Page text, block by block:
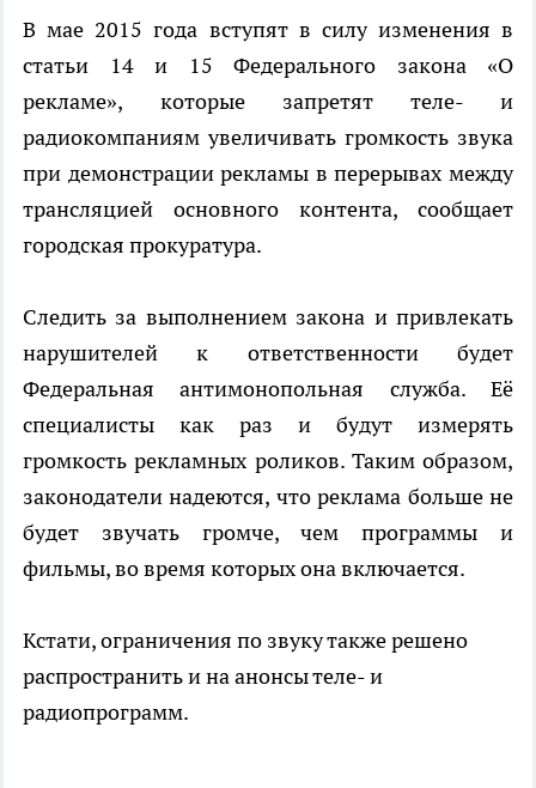
В мае 2015 года вступят в силу изменения в
статьи 14 и 15 Федерального закона «О
рекламе», которые запретят теле- и
радиокомпаниям увеличивать громкость звука
при демонстрации рекламы в перерывах между
трансляцией основного контента, сообщает
городская прокуратура.
Следить за выполнением закона и привлекать
нарушителей к ответственности будет
Федеральная антимонопольная служба. Её
специалисты как раз и будут измерять
громкость рекламных роликов. Таким образом,
законодатели надеются, что реклама больше не
будет звучать громче, чем программы и
фильмы, во время которых она включается.
Кстати, ограничения по звуку также решено
распространить и на анонсы теле- и
радиопрограмм.